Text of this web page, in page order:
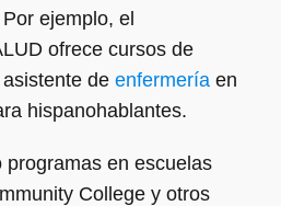
ejemplo, el
ofrece cursos de
de enfermería en
hispanohablantes.
programas en escuelas
College y otros